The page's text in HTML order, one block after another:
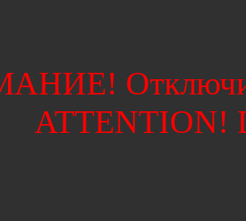
ATTENTION!